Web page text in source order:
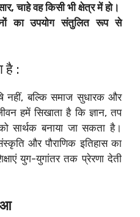
चाहे वह किसी भी क्षेत्र में हो।
का उपयोग संतुलित रूप से
है :
नहीं, बल्कि समाज सुधारक और
हमें सिखाता है कि ज्ञान, तप
सार्थक बनाया जा सकता है।
और पौराणिक इतिहास का
युग-युगांतर तक प्रेरणा देती